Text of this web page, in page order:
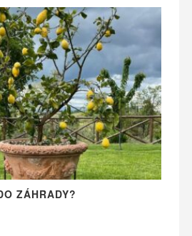
ZÁHRADY?